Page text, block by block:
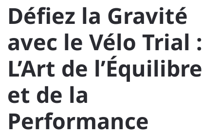
Défiez la Gravité
avec le Vélo Trial :
L’Art de l’Équilibre
et de la
Performance